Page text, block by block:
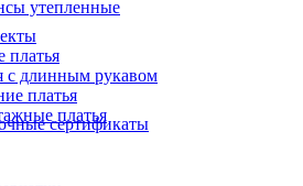
утепленные
платья
с длинным рукавом
платья
платья
сертификаты